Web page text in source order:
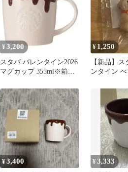
¥ 3,200
スタバ バレンタイン2026
マグカップ 355ml※箱あ
¥ 1,250
【新品】
ンタイン
¥3,400 ¥3,333